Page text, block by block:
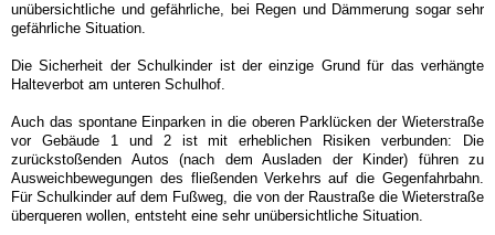
unübersichtliche und gefährliche, bei Regen und Dämmerung sogar sehr
gefährliche Situation.
Die Sicherheit der Schulkinder ist der einzige Grund für das verhängte
Halteverbot am unteren Schulhof.
Auch das spontane Einparken in die oberen Parklücken der Wieterstraße
vor Gebäude 1 und 2 ist mit erheblichen Risiken verbunden: Die
zurückstoßenden Autos (nach dem Ausladen der Kinder) führen zu
Ausweichbewegungen des fließenden Verkehrs auf die Gegenfahrbahn.
Für Schulkinder auf dem Fußweg, die von der Raustraße die Wieterstraße
überqueren wollen, entsteht eine sehr unübersichtliche Situation.